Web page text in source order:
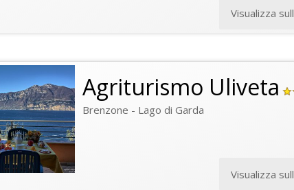
Visualizza
Agriturismo Uliveta
Brenzone - Lago di Garda
Visualizza